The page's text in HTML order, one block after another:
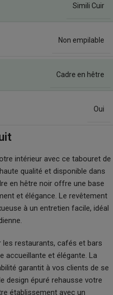
Simili Cuir
Non empilable
Cadre en hêtre
Oui
intérieur avec ce tabouret de
qualité et disponible dans
en hêtre noir offre une base
et élégance. Le revêtement
à un entretien facile, idéal
restaurants, cafés et bars
accueillante et élégante. La
garantit à vos clients de se
design épuré rehausse votre
établissement avec un